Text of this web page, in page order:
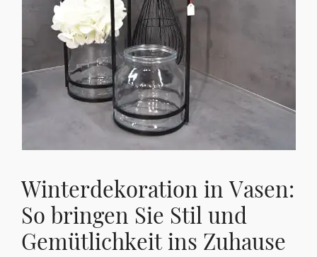
Winterdekoration in Vasen:
So bringen Sie Stil und
Gemütlichkeit ins Zuhause